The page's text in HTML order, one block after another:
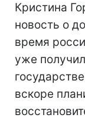
Кристина
новость о
время
уже
вскоре